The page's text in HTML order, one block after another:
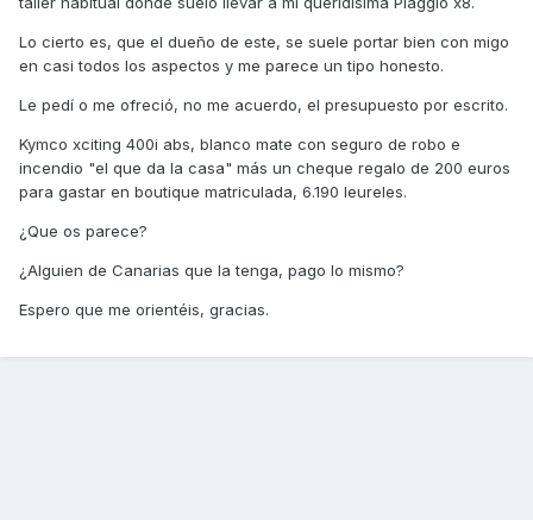
Lo cierto es, que el dueño de este, se suele portar bien con migo
en casi todos los aspectos y me parece un tipo honesto.
Le pedí o me ofreció, no me acuerdo, el presupuesto por escrito.
Kymco xciting 400i abs, blanco mate con seguro de robo e
incendio "el que da la casa" más un cheque regalo de 200 euros
para gastar en boutique matriculada, 6.190 leureles.
¿Que os parece?
¿Alguien de Canarias que la tenga, pago lo mismo?
Espero que me orientéis, gracias.